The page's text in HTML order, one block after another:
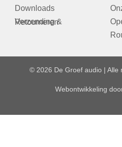
Downloads
Verzending & Retourneren
© 2026 De Groef audio | Alle
Webontwikkeling